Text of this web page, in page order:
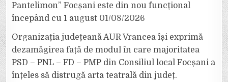
Pantelimon” Focșani este din nou funcțional
începând cu 1 august 01/08/2026
Organizația județeană AUR Vrancea își exprimă
dezamăgirea față de modul în care majoritatea
PSD – PNL – FD – PMP din Consiliul local Focșani a
înțeles să distrugă arta teatrală din județ.